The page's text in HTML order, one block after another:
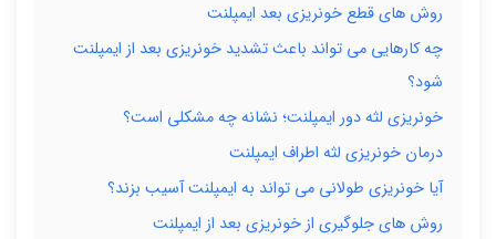
روش های قطع خونریزی بعد ایمپلنت
چه کارهایی می تواند باعث تشدید خونریزی بعد از ایمپلنت
شود؟
خونریزی لثه دور ایمپلنت؛ نشانه چه مشکلی است؟
درمان خونریزی لثه اطراف ایمپلنت
آیا خونریزی طولانی می تواند به ایمپلنت آسیب بزند؟
روش های جلوگیری از خونریزی بعد از ایمپلنت